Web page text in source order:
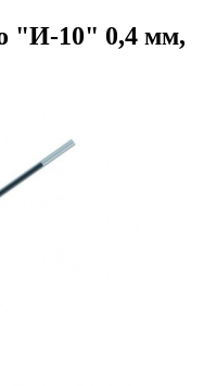
"И-10" 0,4 мм,